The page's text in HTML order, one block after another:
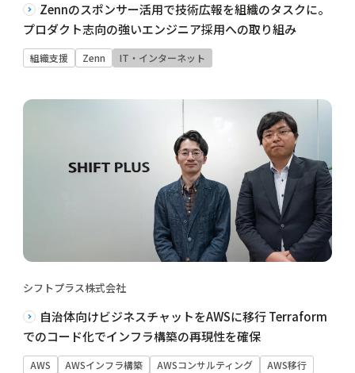
Zennのスポンサー活用で技術広報を組織のタスクに。
プロダクト志向の強いエンジニア採用への取り組み
組織支援 Zenn IT・インターネット
シフトプラス株式会社
自治体向けビジネスチャットをAWSに移行 Terraform
でのコード化でインフラ構築の再現性を確保
AWS AWSインフラ構築 AWSコンサルティング
AWS移行